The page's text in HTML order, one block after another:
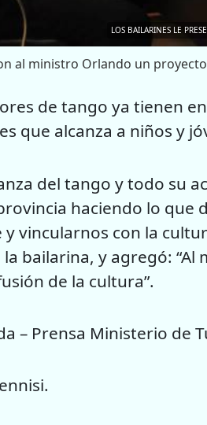
LOS BAILARINES LE
al ministro Orlando un
de tango ya tienen
que alcanza a niños y
del tango y todo su
haciendo lo que
vincularnos con la
bailarina, y agregó:
de la cultura”.
– Prensa Ministerio de